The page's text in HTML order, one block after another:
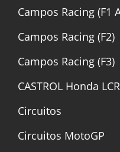
Campos Racing (F1
Campos Racing (F2)
Campos Racing (F3)
CASTROL Honda LCR
Circuitos
Circuitos MotoGP